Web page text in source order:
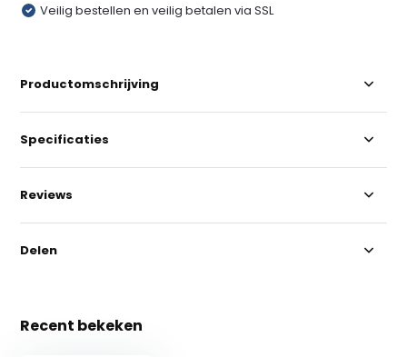
Veilig bestellen en veilig betalen via SSL
Productomschrijving
Specificaties
Reviews
Delen
Recent bekeken